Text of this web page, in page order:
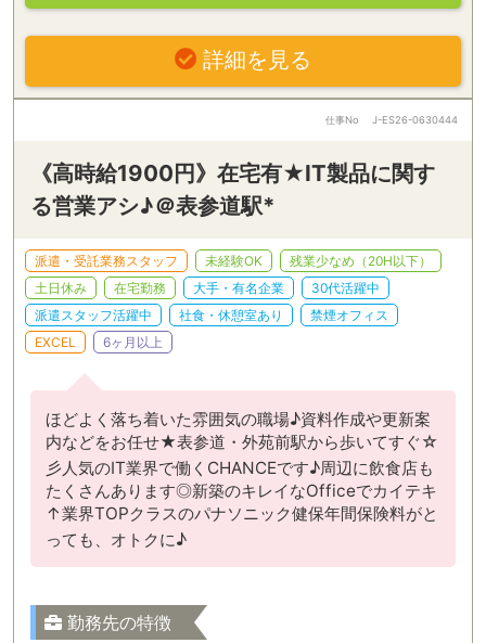
詳細を見る
仕事No J-ES26-0630444
《高時給1900円》在宅有★IT製品に関す
る営業アシ♪＠表参道駅*
派遣・受託業務スタッフ 未経験OK
残業少なめ（20H以下）
土日休み
在宅勤務 大手・有名企業
30代活躍中
派遣スタッフ活躍中
社食・休憩室あり
禁煙オフィス
EXCEL
6ヶ月以上
ほどよく落ち着いた雰囲気の職場♪資料作成や更新案
内などをお任せ★表参道・外苑前駅から歩いてすぐ☆
彡人気のIT業界で働くCHANCEです♪周辺に飲食店も
たくさんあります◎新築のキレイなOfficeでカイテキ
↑業界TOPクラスのパナソニック健保年間保険料がと
っても、オトクに♪
勤務先の特徴